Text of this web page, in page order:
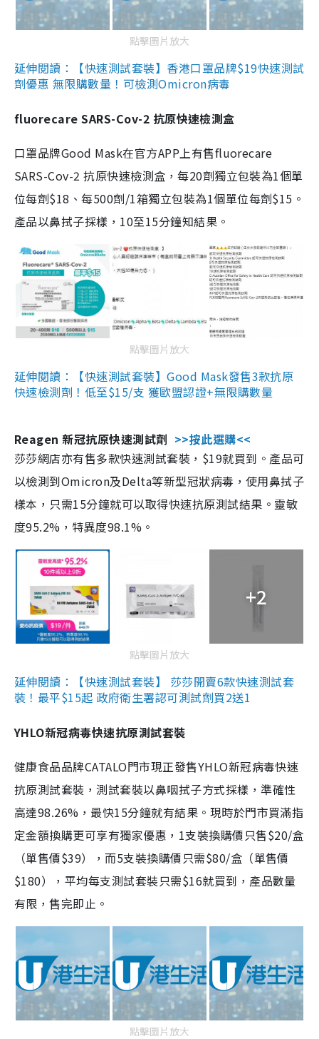
點擊圖片放大
延伸閱讀：【快速測試套裝】香港口罩品牌$19快速測試
劑優惠 無限購數量！可檢測Omicron病毒
fluorecare SARS-Cov-2 抗原快速檢測盒
口罩品牌Good Mask在官方APP上有售fluorecare
SARS-Cov-2 抗原快速檢測盒，每20劑獨立包裝為1個單
位每劑$18、每500劑/1箱獨立包裝為1個單位每劑$15。
產品以鼻拭子採樣，10至15分鐘知結果。
點擊圖片放大
延伸閱讀：【快速測試套裝】Good Mask發售3款抗原
快速檢測劑！低至$15/支 獲歐盟認證+無限購數量
Reagen 新冠抗原快速測試劑 >>按此選購<<
莎莎網店亦有售多款快速測試套裝，$19就買到。產品可
以檢測到Omicron及Delta等新型冠狀病毒，使用鼻拭子
樣本，只需15分鐘就可以取得快速抗原測試結果。靈敏
度95.2%，特異度98.1%。
+2
點擊圖片放大
延伸閱讀：【快速測試套裝】 莎莎開賣6款快速測試套
裝！最平$15起 政府衛生署認可測試劑買2送1
YHLO新冠病毒快速抗原測試套裝
健康食品品牌CATALO門市現正發售YHLO新冠病毒快速
抗原測試套裝，測試套裝以鼻咽拭子方式採樣，準確性
高達98.26%，最快15分鐘就有結果。現時於門市買滿指
定金額換購更可享有獨家優惠，1支裝換購價只售$20/盒
（單售價$39），而5支裝換購價只需$80/盒（單售價
$180），平均每支測試套裝只需$16就買到，產品數量
有限，售完即止。
點擊圖片放大